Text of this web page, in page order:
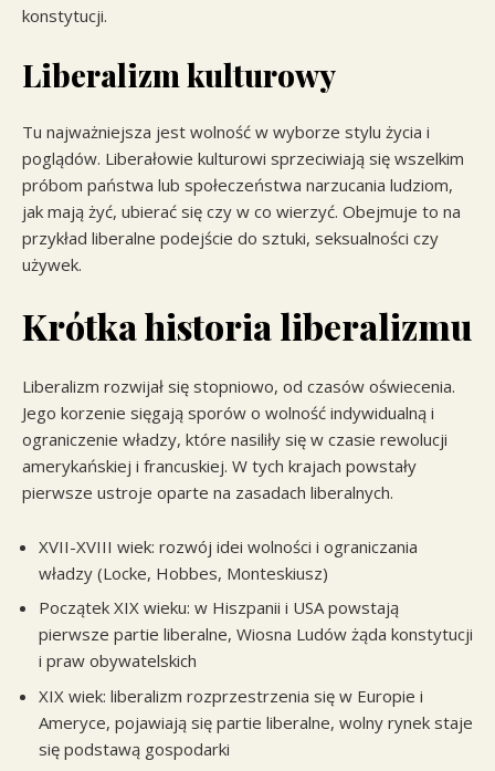
konstytucji.
Liberalizm kulturowy
Tu najważniejsza jest wolność w wyborze stylu życia i
poglądów. Liberałowie kulturowi sprzeciwiają się wszelkim
próbom państwa lub społeczeństwa narzucania ludziom,
jak mają żyć, ubierać się czy w co wierzyć. Obejmuje to na
przykład liberalne podejście do sztuki, seksualności czy
używek.
Krótka historia liberalizmu
Liberalizm rozwijał się stopniowo, od czasów oświecenia.
Jego korzenie sięgają sporów o wolność indywidualną i
ograniczenie władzy, które nasiliły się w czasie rewolucji
amerykańskiej i francuskiej. W tych krajach powstały
pierwsze ustroje oparte na zasadach liberalnych.
XVII-XVIII wiek: rozwój idei wolności i ograniczania
władzy (Locke, Hobbes, Monteskiusz)
Początek XIX wieku: w Hiszpanii i USA powstają
pierwsze partie liberalne, Wiosna Ludów żąda konstytucji
i praw obywatelskich
XIX wiek: liberalizm rozprzestrzenia się w Europie i
Ameryce, pojawiają się partie liberalne, wolny rynek staje
się podstawą gospodarki